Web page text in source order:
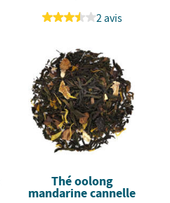
2 avis
Thé oolong
mandarine cannelle